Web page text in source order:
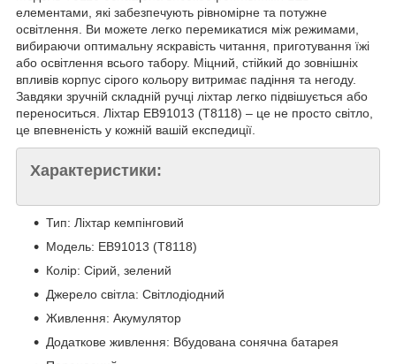
елементами, які забезпечують рівномірне та потужне
освітлення. Ви можете легко перемикатися між режимами,
вибираючи оптимальну яскравість читання, приготування їжі
або освітлення всього табору. Міцний, стійкий до зовнішніх
впливів корпус сірого кольору витримає падіння та негоду.
Завдяки зручній складній ручці ліхтар легко підвішується або
переноситься. Ліхтар EB91013 (T8118) – це не просто світло,
це впевненість у кожній вашій експедиції.
Характеристики:
Тип: Ліхтар кемпінговий
Модель: EB91013 (T8118)
Колір: Сірий, зелений
Джерело світла: Світлодіодний
Живлення: Акумулятор
Додаткове живлення: Вбудована сонячна батарея